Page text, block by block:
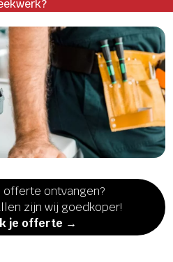
offerte ontvangen?
zijn wij goedkoper!
je offerte →